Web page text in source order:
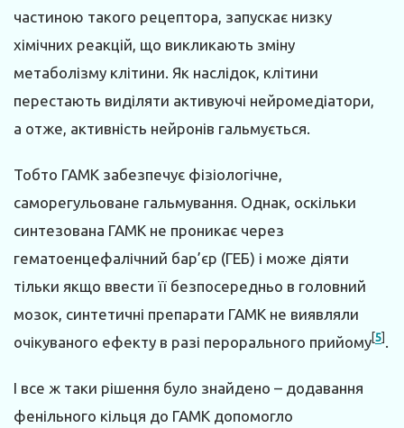
частиною такого рецептора, запускає низку
хімічних реакцій, що викликають зміну
метаболізму клітини. Як наслідок, клітини
перестають виділяти активуючі нейромедіатори,
а отже, активність нейронів гальмується.
Тобто ГАМК забезпечує фізіологічне,
саморегульоване гальмування. Однак, оскільки
синтезована ГАМК не проникає через
гематоенцефалічний бар’єр (ГЕБ) і може діяти
тільки якщо ввести її безпосередньо в головний
мозок, синтетичні препарати ГАМК не виявляли
очікуваного ефекту в разі перорального прийому[5]
І все ж таки рішення було знайдено – додавання
фенільного кільця до ГАМК допомогло